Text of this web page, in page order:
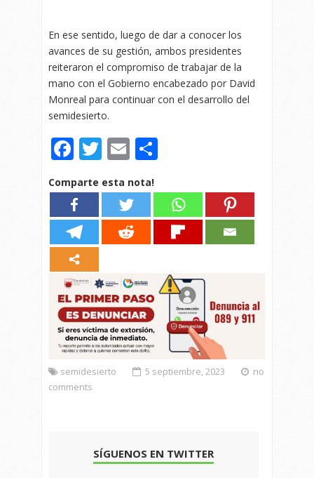
En ese sentido, luego de dar a conocer los
avances de su gestión, ambos presidentes
reiteraron el compromiso de trabajar de la
mano con el Gobierno encabezado por David
Monreal para continuar con el desarrollo del
semidesierto.
Facebook
Twitter
Email
Comparte esta nota!
semidesierto 5 septiembre, 2023
no
comments
SÍGUENOS EN TWITTER